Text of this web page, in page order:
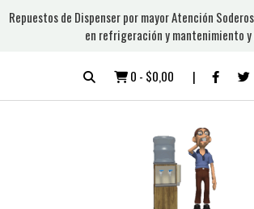
Repuestos de Dispenser por mayor Atención
en refrigeración y mantenimiento y
0 - $0,00